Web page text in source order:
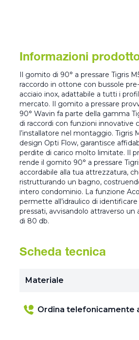
Informazioni
Il gomito di 90° a pressare Tigris
raccordo in ottone con bussole
acciaio inox, adattabile a tutti i
mercato. Il gomito a pressare
90° Wavin fa parte della gamma
di raccordi con funzioni innovative
l’installatore nel montaggio. Tigris
design Opti Flow, garantisce
perdite di carico molto limitate. Il
rende il gomito 90° a pressare
accordabile alla tua attrezzatura,
ristrutturando un bagno,
intero condominio. La funzione
permette all’idraulico di
pressati, avvisandolo attraverso un
di 80 db.
Scheda tecnica
Materiale
Ordina telefonicamente